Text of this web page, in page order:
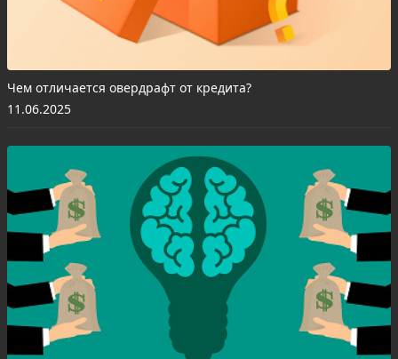
Чем отличается овердрафт от кредита?
11.06.2025